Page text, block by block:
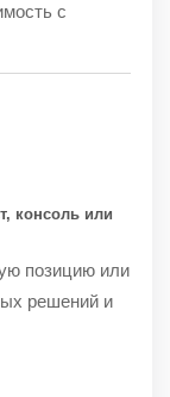
с
консоль или
позицию или
решений и